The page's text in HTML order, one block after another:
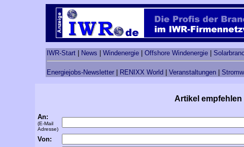
IWR-Start News Windenergie Offshore Windenergie
Energiejobs-Newsletter RENIXX World Veranstaltungen
Artikel empfehlen
An:
(E-Mail
Adresse)
Von: